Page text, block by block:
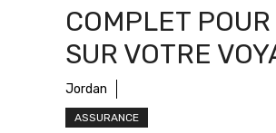
COMPLET
SUR VOTRE
Jordan
ASSURANCE